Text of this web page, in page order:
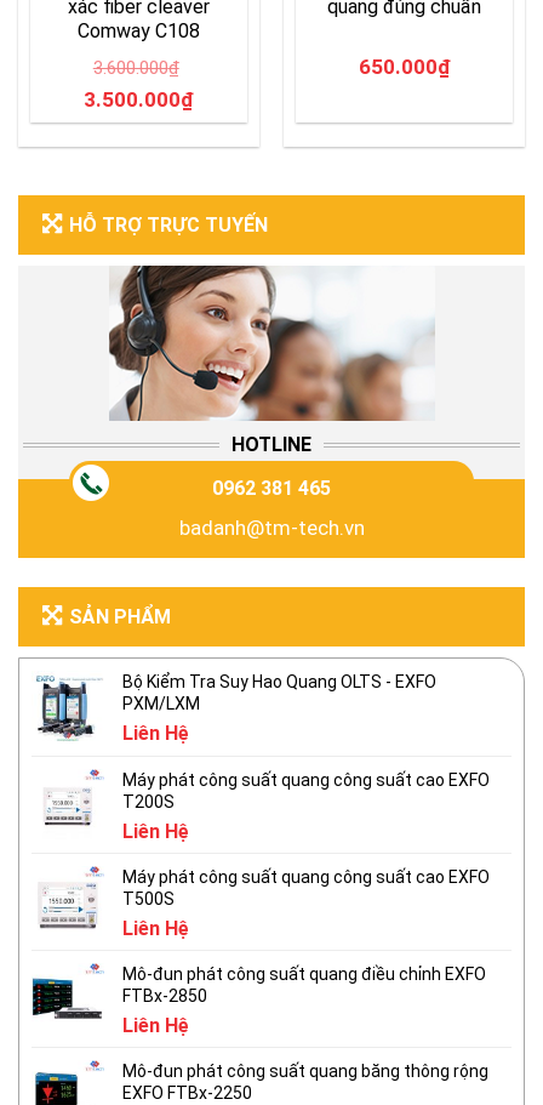
xác fiber cleaver
Comway C108
3.600.000₫
Original
price
3.600.000₫.
3.500.000₫Current
price
3.500.000₫.
quang đúng chuẩn
650.000₫
HỖ TRỢ TRỰC TUYẾN
HOTLINE
0962 381 465
badanh@tm-tech.vn
SẢN PHẨM
Bộ Kiểm Tra Suy Hao Quang OLTS - EXFO
PXM/LXM
Liên Hệ
Máy phát công suất quang công suất cao EXFO
T200S
Liên Hệ
Máy phát công suất quang công suất cao EXFO
T500S
Liên Hệ
Mô-đun phát công suất quang điều chỉnh EXFO
FTBx-2850
Liên Hệ
Mô-đun phát công suất quang băng thông rộng
EXFO FTBx-2250